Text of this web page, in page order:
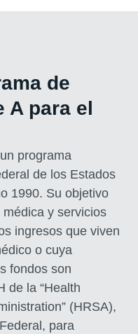
de
A para el
programa
de los Estados
1990. Su objetivo
y servicios
ingresos que viven
o cuya
fondos son
de la “Health
(HRSA),
para